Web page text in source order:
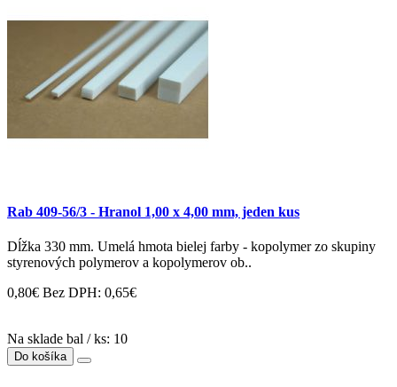
Rab 409-56/3 - Hranol 1,00 x 4,00 mm, jeden kus
Dĺžka 330 mm. Umelá hmota bielej farby - kopolymer zo skupiny
styrenových polymerov a kopolymerov ob..
0,80€ Bez DPH: 0,65€
Na sklade bal / ks: 10
Do košíka